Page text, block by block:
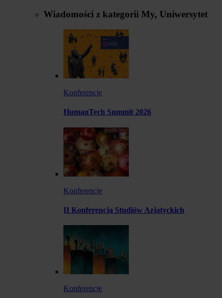
Wiadomości z kategorii My, Uniwersytet
Konferencje
HumanTech Summit 2026
Konferencje
II Konferencja Studiów Azjatyckich
Konferencje